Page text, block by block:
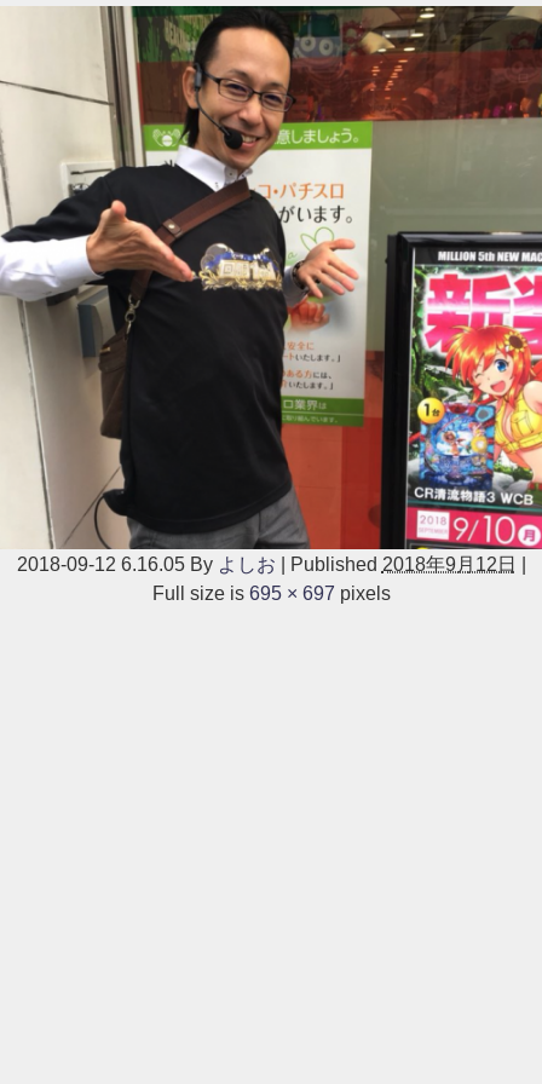
2018-09-12 6.16.05 By よしお Published 2018年9月12日
Full size is 695 × 697 pixels